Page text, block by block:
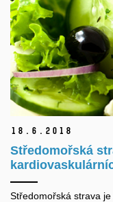
18. 6. 2018
Středomořská
Středomořská strava